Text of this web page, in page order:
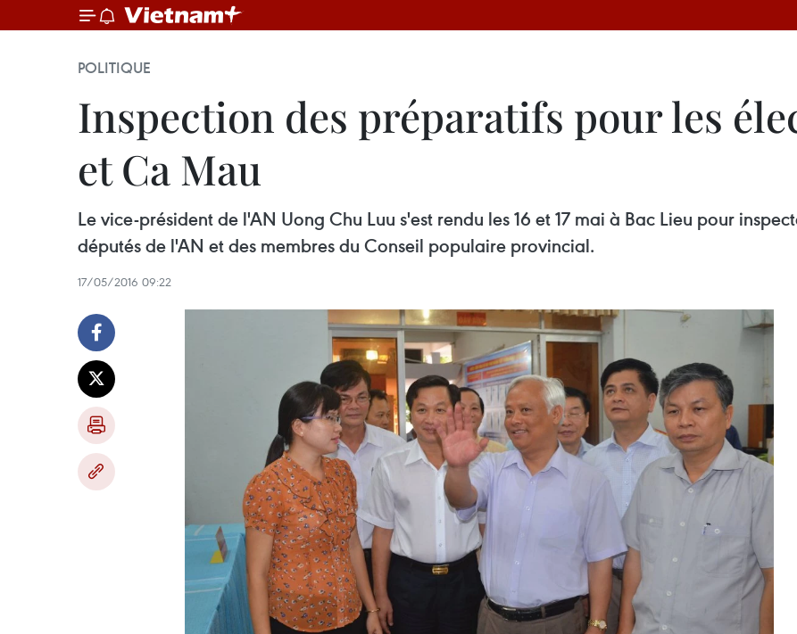
POLITIQUE
Inspection des préparatifs pour les
et Ca Mau
Le vice-président de l'AN ​Uong Chu Luu s'est rendu les 16 et 17 mai à Bac Lieu pour
députés de l'AN et des membres du Conseil populaire provincial.
17/05/2016 09:22